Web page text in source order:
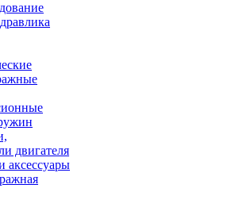
двигателя
аксессуары